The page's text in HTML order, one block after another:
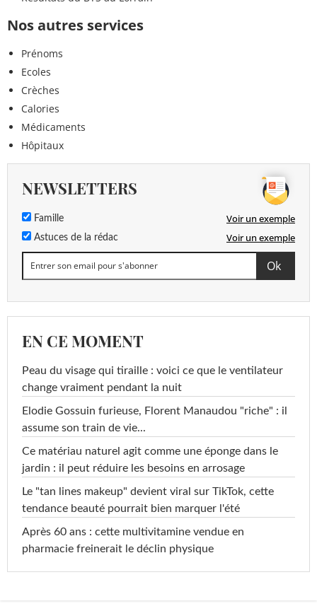
Nos autres services
Prénoms
Ecoles
Crèches
Calories
Médicaments
Hôpitaux
NEWSLETTERS
Famille Voir un exemple
Astuces de la rédac Voir un exemple
EN CE MOMENT
Peau du visage qui tiraille : voici ce que le ventilateur
change vraiment pendant la nuit
Elodie Gossuin furieuse, Florent Manaudou "riche" : il
assume son train de vie...
Ce matériau naturel agit comme une éponge dans le
jardin : il peut réduire les besoins en arrosage
Le "tan lines makeup" devient viral sur TikTok, cette
tendance beauté pourrait bien marquer l'été
Après 60 ans : cette multivitamine vendue en
pharmacie freinerait le déclin physique